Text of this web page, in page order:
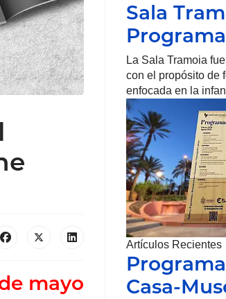
mayo
Sala
La Sala Tramoia
con el propósito de
enfocada en la
Artículos Recientes
Casa-